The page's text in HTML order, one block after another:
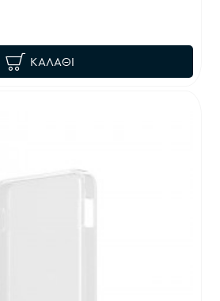
ΚΑΛΆΘΙ